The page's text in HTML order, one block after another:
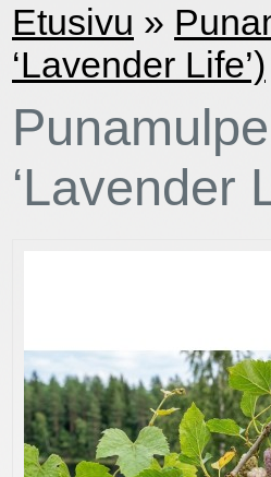
Etusivu »
‘Lavender Life’)
‘Lavender